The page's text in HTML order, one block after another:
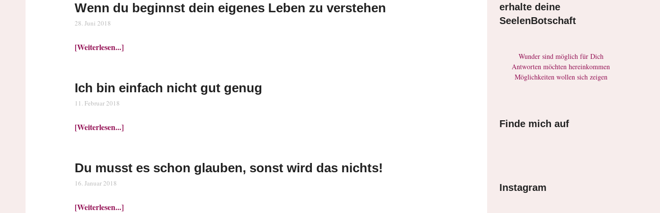
Wenn du beginnst dein eigenes Leben zu verstehen
28. Juni 2018
[Weiterlesen...]
Ich bin einfach nicht gut genug
11. Februar 2018
[Weiterlesen...]
Du musst es schon glauben, sonst wird das nichts!
16. Januar 2018
[Weiterlesen...]
erhalte deine
SeelenBotschaft
Wunder sind möglich für Dich
Antworten möchten hereinkommen
Möglichkeiten wollen sich zeigen
Finde mich auf
Instagram